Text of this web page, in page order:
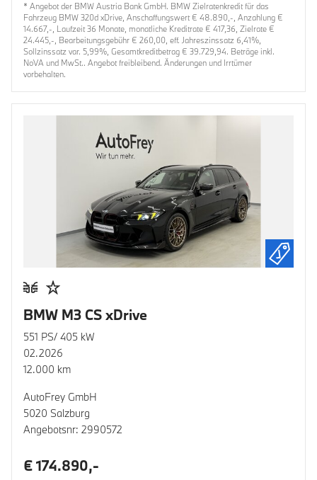
* Angebot der BMW Austria Bank GmbH. BMW Zielratenkredit für das
Fahrzeug BMW 320d xDrive, Anschaffungswert € 48.890,-, Anzahlung €
14.667,-, Laufzeit 36 Monate, monatliche Kreditrate € 417,36, Zielrate €
24.445,-, Bearbeitungsgebühr € 260,00, eff. Jahreszinssatz 6,41%,
Sollzinssatz var. 5,99%, Gesamtkreditbetrag € 39.729,94. Beträge inkl.
NoVA und MwSt.. Angebot freibleibend. Änderungen und Irrtümer
vorbehalten.
BMW M3 CS xDrive
551 PS/ 405 kW
02.2026
12.000 km
AutoFrey GmbH
5020 Salzburg
Angebotsnr: 2990572
€ 174.890,-